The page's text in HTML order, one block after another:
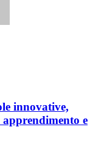
innovative,
e